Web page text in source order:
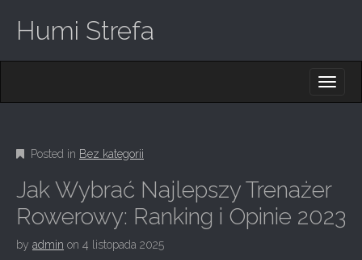
Humi Strefa
M
E
N
U
C
N
T
E
N
T
Posted in Bez kategorii
Jak Wybrać Najlepszy Trenażer
Rowerowy: Ranking i Opinie 2023
by admin on 4 listopada 2025